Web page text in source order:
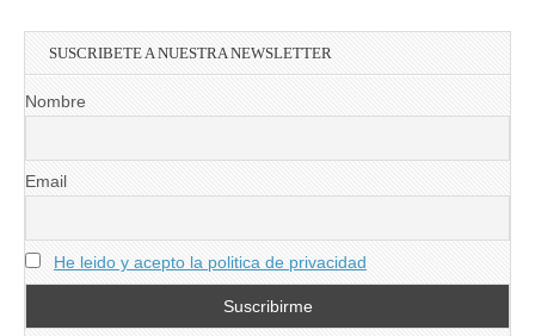
SUSCRIBETE A NUESTRA NEWSLETTER
Nombre
Email
He leido y acepto la politica de privacidad